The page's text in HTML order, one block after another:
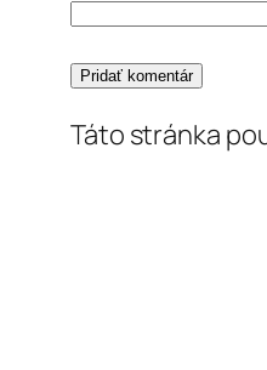
Táto stránka